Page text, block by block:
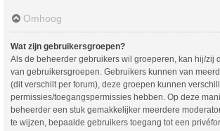
Omhoog
Wat zijn gebruikersgroepen?
Als de beheerder gebruikers wil groeperen, kan hij/zij
van gebruikersgroepen. Gebruikers kunnen van
(dit verschilt per forum), deze groepen kunnen
permissies/toegangspermissies hebben. Op deze
beheerder een stuk gemakkelijker meerdere
te wijzen, bepaalde gebruikers toegang tot een